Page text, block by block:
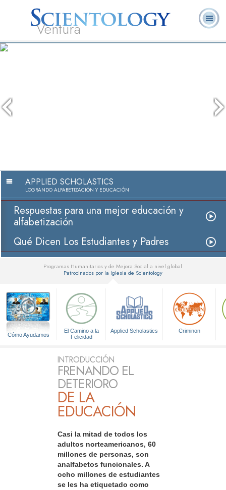
Ventura
Acerca de
Nosotros
APPLIED SCHOLASTICS
LOGRANDO ALFABETIZACIÓN Y EDUCACIÓN
Respuestas para una mejor educación y
alfabetización
Qué Dicen Los Estudiantes y Padres
Programas Humanitarios y de Mejora Social a nivel global
Patrocinados por la Iglesia de Scientology
Cómo Ayudamos
El Camino a la
Felicidad
Applied Scholastics Criminon
INTRODUCCIÓN
FRENANDO EL
DETERIORO
DE LA
EDUCACIÓN
Casi la mitad de todos los
adultos norteamericanos, 60
millones de personas, son
analfabetos funcionales. A
ocho millones de estudiantes
se les ha etiquetado como